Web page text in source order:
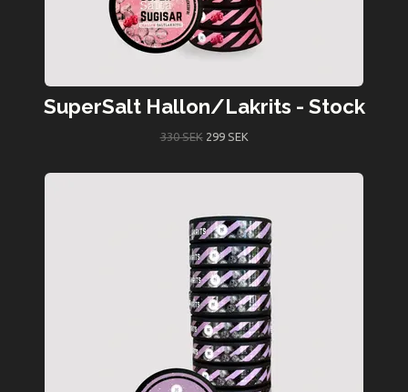
SuperSalt Hallon/Lakrits - Stock
330 SEK 299 SEK